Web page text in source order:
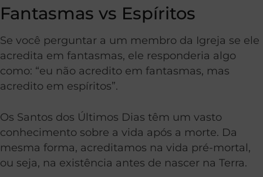
Fantasmas vs Espíritos
Se você perguntar a um membro da Igreja se ele
acredita em fantasmas, ele responderia algo
como: “eu não acredito em fantasmas, mas
acredito em espíritos”.
Os Santos dos Últimos Dias têm um vasto
conhecimento sobre a vida após a morte. Da
mesma forma, acreditamos na vida pré-mortal,
ou seja, na existência antes de nascer na Terra.